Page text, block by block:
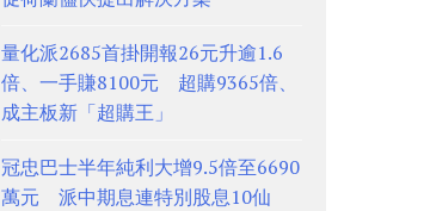
量化派2685首掛開報26元升逾1.6
倍、一手賺8100元 超購9365倍、
成主板新「超購王」
冠忠巴士半年純利大增9.5倍至6690
萬元 派中期息連特別股息10仙